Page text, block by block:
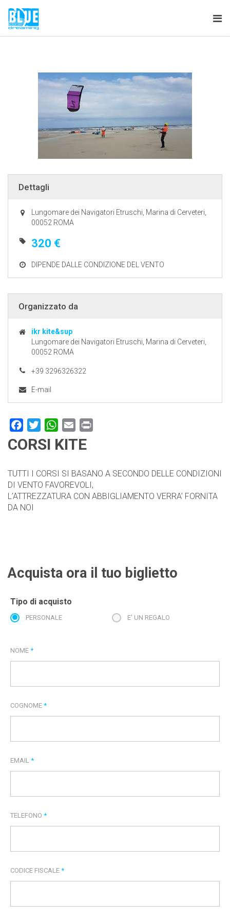
Dettagli
Lungomare dei Navigatori Etruschi, Marina di Cerveteri,
00052 ROMA
320 €
DIPENDE DALLE CONDIZIONE DEL VENTO
Organizzato da
ikr kite&sup
Lungomare dei Navigatori Etruschi, Marina di Cerveteri,
00052 ROMA
+39 3296326322
E-mail
FacebookTwitterWhatsApp
Email
CORSI KITE
TUTTI I CORSI SI BASANO A SECONDO DELLE CONDIZIONI
DI VENTO FAVOREVOLI,
L’ATTREZZATURA CON ABBIGLIAMENTO VERRA’ FORNITA
DA NOI
Acquista ora il tuo biglietto
Tipo di acquisto
PERSONALE E' UN REGALO
NOME *
COGNOME *
EMAIL *
TELEFONO *
CODICE FISCALE *